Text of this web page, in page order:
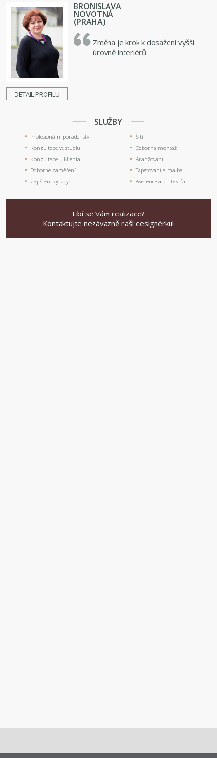
DETAIL PROFILU
BRONISLAVA
NOVOTNÁ
(PRAHA)
Změna je krok k dosažení vyšší
úrovně interiérů.
SLUŽBY
Profesionální poradenství
Konzultace ve studiu
Konzultace u klienta
Odborné zaměření
Zajištění výroby
Šití
Odborná montáž
Aranžování
Tapetování a malba
Asistence architektům
Líbí se Vám realizace?
Kontaktujte nezávazně naší designérku!